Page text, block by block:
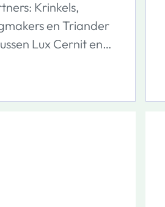
Krinkels,
en Triander
Lux Cernit en
en
buitenruimte in